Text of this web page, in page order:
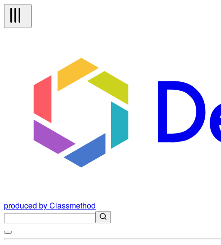
produced by Classmethod